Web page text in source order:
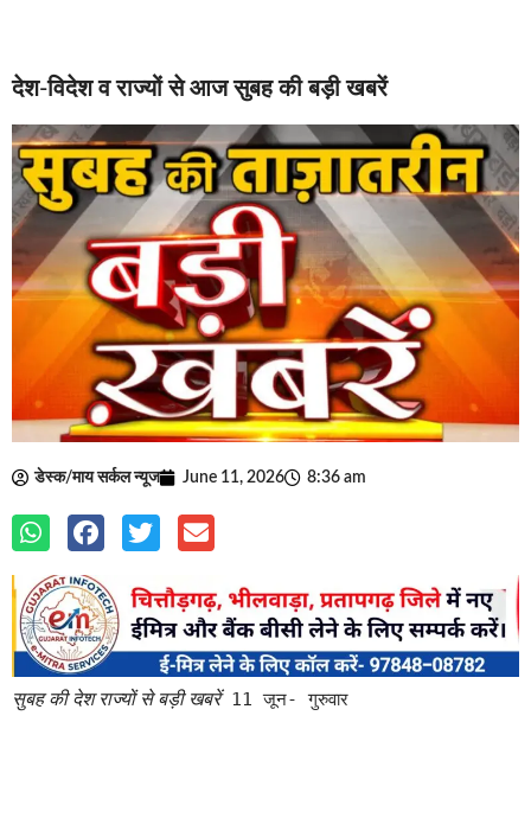
देश-विदेश व राज्यों से आज सुबह की बड़ी खबरें
डेस्क/माय सर्कल न्यूज June 11, 2026 8:36 am
सुबह की देश राज्यों से बड़ी खबरें 11 जून- गुरुवार